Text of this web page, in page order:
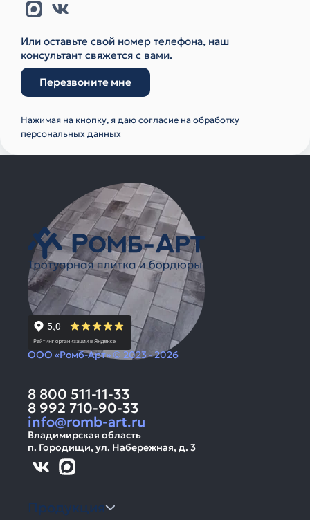
Или оставьте свой номер телефона, наш
консультант свяжется с вами.
Перезвоните мне
Нажимая на кнопку, я даю согласие на обработку
персональныхданных
ООО «Ромб-Арт» © 2023 - 2026
8 800 511-11-33
8 992 710-90-33
info@romb-art.ru
Владимирская область
п. Городищи, ул. Набережная, д. 3
Продукция